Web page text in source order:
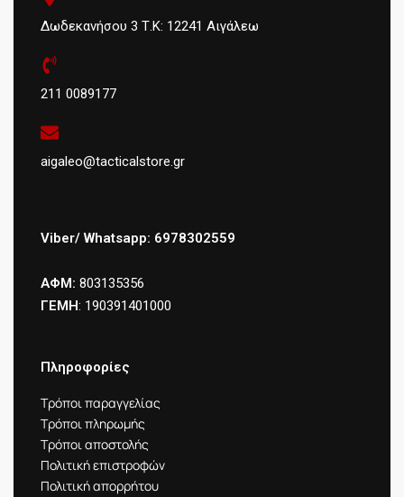
Δωδεκανήσου 3 Τ.Κ: 12241 Αιγάλεω
211 0089177
aigaleo@tacticalstore.gr
Viber/ Whatsapp: 6978302559
ΑΦΜ: 803135356
ΓΕΜΗ: 190391401000
Πληροφορίες
Τρόποι παραγγελίας
Τρόποι πληρωμής
Τρόποι αποστολής
Πολιτική επιστροφών
Πολιτική απορρήτου